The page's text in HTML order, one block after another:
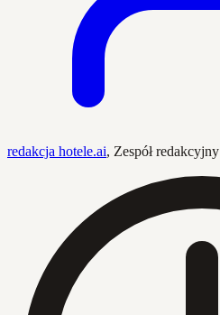
redakcja hotele.ai, Zespół redakcyjny